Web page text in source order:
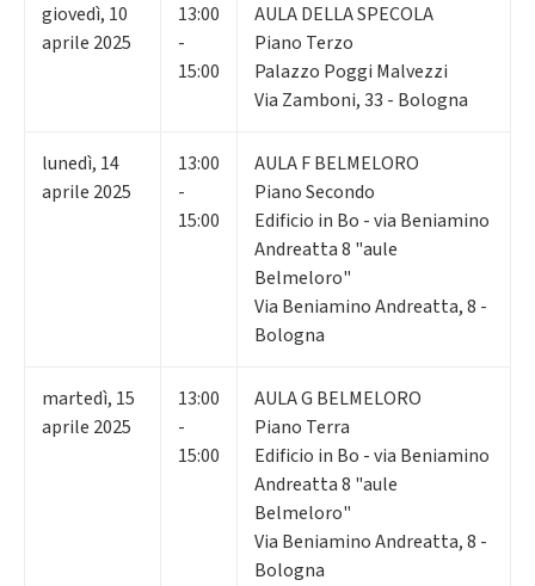
giovedì, 10
aprile 2025
13:00
-
15:00
AULA DELLA SPECOLA
Piano Terzo
Palazzo Poggi Malvezzi
Via Zamboni, 33 - Bologna
lunedì, 14
aprile 2025
13:00
-
15:00
AULA F BELMELORO
Piano Secondo
Edificio in Bo - via Beniamino
Andreatta 8 "aule
Belmeloro"
Via Beniamino Andreatta, 8 -
Bologna
martedì, 15
aprile 2025
13:00
-
15:00
AULA G BELMELORO
Piano Terra
Edificio in Bo - via Beniamino
Andreatta 8 "aule
Belmeloro"
Via Beniamino Andreatta, 8 -
Bologna